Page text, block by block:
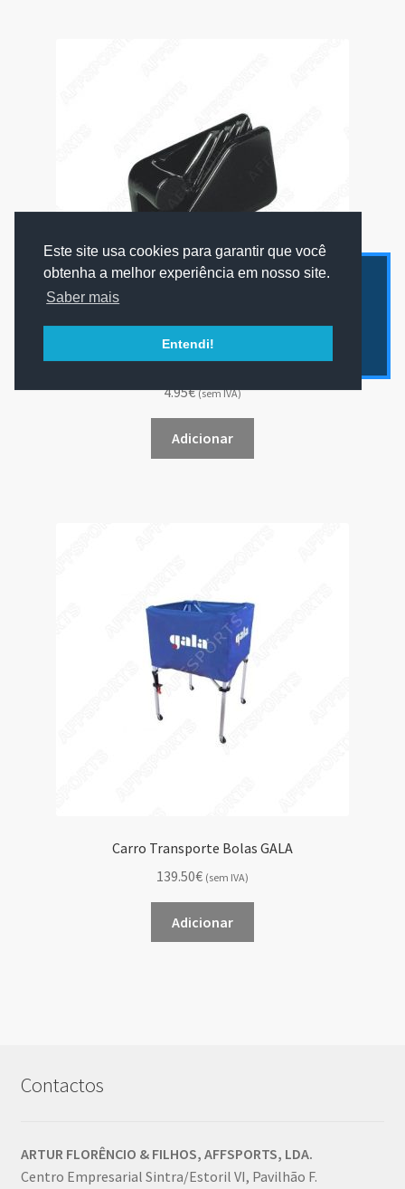
Este site usa cookies para garantir que você
obtenha a melhor experiência em nosso site.
Saber mais
Entendi!
Tensor de grampo Clamcleat Plástico
4.95€ (sem IVA)
Adicionar
Carro Transporte Bolas GALA
139.50€ (sem IVA)
Adicionar
Contactos
ARTUR FLORÊNCIO & FILHOS, AFFSPORTS, LDA.
Centro Empresarial Sintra/Estoril VI, Pavilhão F.
Apenas enviamos mercadorias para Portugal
Continental ou Ilhas.
Contacte-nos para mais informação.